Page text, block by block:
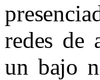
redes de
un bajo